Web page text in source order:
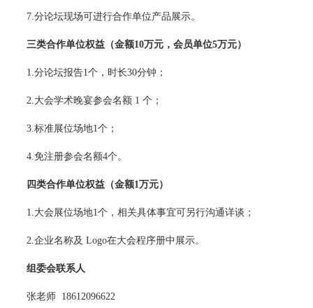
7.分论坛现场可进行合作单位产品展示。
三类合作单位权益 （金额10万元，会员单位5万元）
1.分论坛报告1个，时长30分钟；
2.大会学术晚宴参会名额 1 个；
3.标准展位场地1个；
4.免注册参会名额4个。
四类合作单位权益 （金额1万元）
1.大会展位场地1个，相关具体事宜可另行沟通详谈；
2.企业名称及 Logo在大会程序册中展示。
组委会联系人
张老师  18612096622